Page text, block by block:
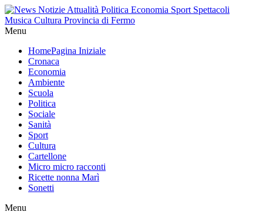
Menu
HomePagina Iniziale
Cronaca
Economia
Ambiente
Scuola
Politica
Sociale
Sanità
Sport
Cultura
Cartellone
Micro micro racconti
Ricette nonna Marì
Sonetti
Menu